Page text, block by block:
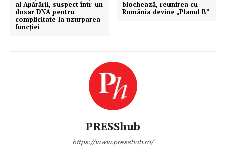
al Apărării, suspect într-un
dosar DNA pentru
complicitate la uzurparea
funcției
blochează, reunirea cu
România devine „Planul B”
PRESShub
https://www.presshub.ro/